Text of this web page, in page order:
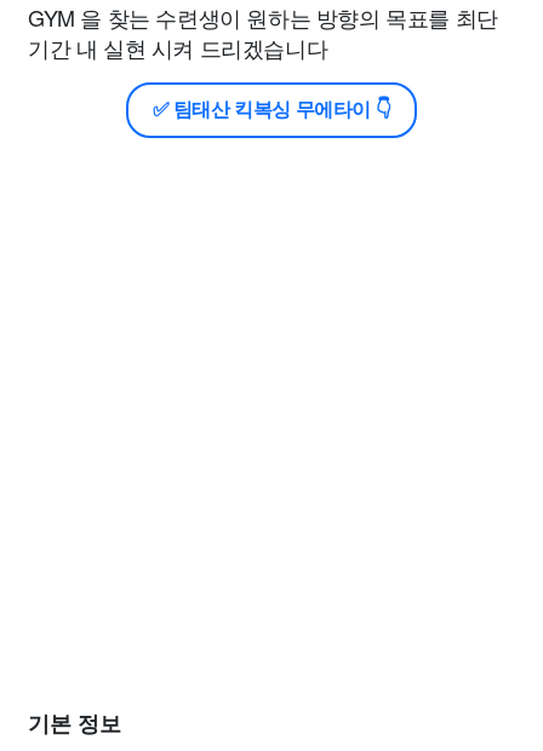
GYM 을 찾는 수련생이 원하는 방향의 목표를 최단
기간 내 실현 시켜 드리겠습니다
✅ 팀태산 킥복싱 무에타이 👇
기본 정보